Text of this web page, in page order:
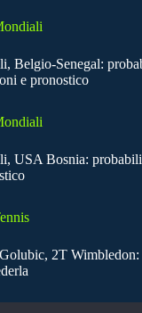
Belgio-Senegal:
e pronostico
USA Bosnia:
2T Wimbledon: